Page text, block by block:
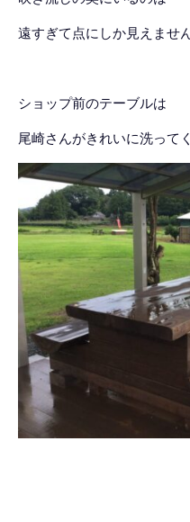
遠すぎて点にしか見えませ
ショップ前のテーブルは
尾崎さんがきれいに洗って